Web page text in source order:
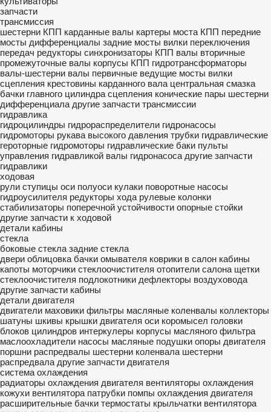
запчасти
трансмиссия
шестерни КПП карданные валы картеры моста КПП передние
мосты дифференциалы задние мосты вилки переключения
передач редукторы синхронизаторы КПП валы вторичные
промежуточные валы корпусы КПП гидротрансформаторы
валы-шестерни валы первичные ведущие мосты вилки
сцепления крестовины карданного вала центральная смазка
бачки главного цилиндра сцепления конические пары шестерни
дифференциала другие запчасти трансмиссии
гидравлика
гидроцилиндры гидрораспределители гидронасосы
гидромоторы рукава высокого давления трубки гидравлические
героторные гидромоторы гидравлические баки пульты
управления гидравликой валы гидронасоса другие запчасти
гидравлики
ходовая
рули ступицы оси полуоси кулаки поворотные насосы
гидроусилителя редукторы хода рулевые колонки
стабилизаторы поперечной устойчивости опорные стойки
другие запчасти к ходовой
детали кабины
стекла
боковые стекла задние стекла
двери облицовка бачки омывателя коврики в салон кабины
капоты моторчики стеклоочистителя отопители салона щетки
стеклоочистителя подлокотники дефлекторы воздуховода
другие запчасти кабины
детали двигателя
двигатели маховики фильтры масляные коленвалы коллекторы
шатуны шкивы крышки двигателя оси коромысел головки
блоков цилиндров интеркулеры корпусы масляного фильтра
маслоохладители насосы масляные подушки опоры двигателя
поршни распредвалы шестерни коленвала шестерни
распредвала другие запчасти двигателя
система охлаждения
радиаторы охлаждения двигателя вентиляторы охлаждения
кожухи вентилятора патрубки помпы охлаждения двигателя
расширительные бачки термостаты крыльчатки вентилятора